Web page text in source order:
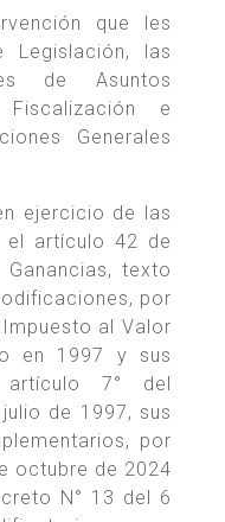
que les
Legislación, las
de Asuntos
Fiscalización e
Generales
ejercicio de las
el artículo 42 de
texto
por
al Valor
en 1997 y sus
7° del
de 1997, sus
por
octubre de 2024
N° 13 del 6